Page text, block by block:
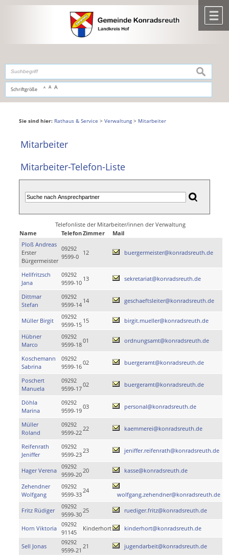
,zur Navigationoderzur Startseitespringen.
Schriftgröße A A A
suchen
Sie sind hier: Rathaus & Service > Verwaltung> Mitarbeiter
Mitarbeiter
Mitarbeiter-Telefon-Liste
Telefonliste der Mitarbeiter/innen der Verwaltung
Name
TelefonZimmer
Mail
Ploß Andreas
Erster
Bürgermeister
09292
9599-0
12 buergermeister@konradsreuth.de
Hellfritzsch
Jana
09292
9599-10
13 sekretariat@konradsreuth.de
Dittmar
Stefan
09292
9599-14
14 geschaeftsleiter@konradsreuth.de
Müller Birgit
09292
9599-15
15 birgit.mueller@konradsreuth.de
Hübner
Marco
09292
9599-18
01 ordnungsamt@konradsreuth.de
Koschemann
Sabrina
09292
9599-16
02 buergeramt@konradsreuth.de
Poschert
Manuela
09292
9599-17
02 buergeramt@konradsreuth.de
Döhla
Marina
09292
9599-19
03 personal@konradsreuth.de
Müller
Roland
09292
9599-22
22 kaemmerei@konradsreuth.de
Reifenrath
Jeniffer
09292
9599-23
23 jeniffer.reifenrath@konradsreuth.de
Hager Verena
09292
9599-20
20 kasse@konradsreuth.de
Zehendner
Wolfgang
09292
9599-33
24
wolfgang.zehendner@konradsreuth.de
Fritz Rüdiger
09292
9599-30
25 ruediger.fritz@konradsreuth.de
Horn Viktoria
09292
91145
Kinderhort kinderhort@konradsreuth.de
Sell Jonas
09292
9599-21
21 jugendarbeit@konradsreuth.de